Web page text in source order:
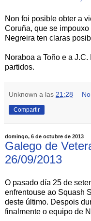
Non foi posible obter a
Coruña, que se
Negreira ten claras
Noraboa a Toño e a
partidos.
Unknown a las 21:28
Compartir
domingo, 6 de octubre de 2013
Galego de
26/09/2013
O pasado día 25 de
enfrentouse ao Squash
deste último. Despois
finalmente o equipo de